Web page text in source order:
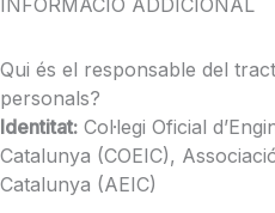
Qui és el responsable del
personals?
Identitat: Col·legi Oficial
Catalunya (COEIC),
Catalunya (AEIC)